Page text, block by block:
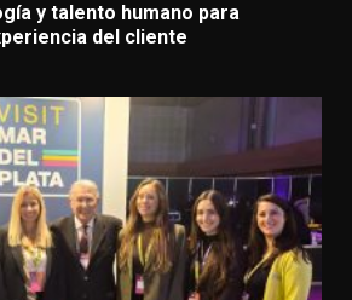
y talento humano para
del cliente